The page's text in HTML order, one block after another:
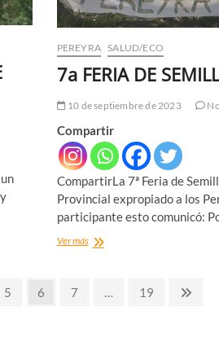
PEREYRA SALUD/ECO
7a FERIA DE
10 de septiembre de 2023
Compartir
CompartirLa 7ª Feria de
Provincial expropiado a los
participante esto comunicó:
Ver más7a
Página
5 Página
6 Página
7 … Página
19